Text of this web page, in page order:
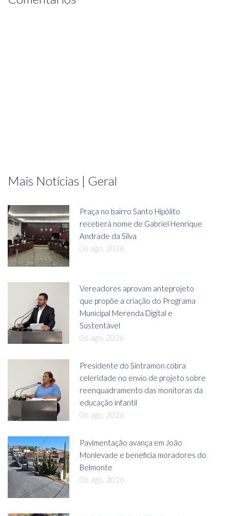
Mais Notícias | Geral
Praça no bairro Santo Hipólito
receberá nome de Gabriel Henrique
Andrade da Silva
06 ago, 2026
Vereadores aprovam anteprojeto
que propõe a criação do Programa
Municipal Merenda Digital e
Sustentável
06 ago, 2026
Presidente do Sintramon cobra
celeridade no envio de projeto sobre
reenquadramento das monitoras da
educação infantil
06 ago, 2026
Pavimentação avança em João
Monlevade e beneficia moradores do
Belmonte
06 ago, 2026